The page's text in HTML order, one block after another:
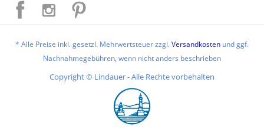
* Alle Preise inkl. gesetzl. Mehrwertsteuer zzgl.Versandkosten und ggf.
Nachnahmegebühren, wenn nicht anders beschrieben
Copyright © Lindauer - Alle Rechte vorbehalten